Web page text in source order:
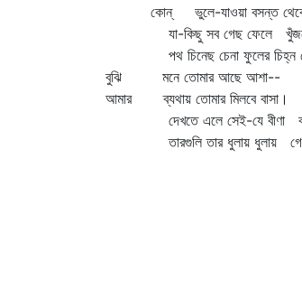
কোন্‌ ভুলে-যাওয়া বসন্ত
যা-কিছু সব গেছ ফেলে খুঁজতে
পথ চিনেছ চেনা ফুলের চিহ্ন
বুঝি মনে তোমার আছে আশা--
আমার ব্যথায় তোমার মিলবে বাসা।
দেখতে এলে সেই-যে বীণা
তারগুলি তার ধুলায় ধুলায়